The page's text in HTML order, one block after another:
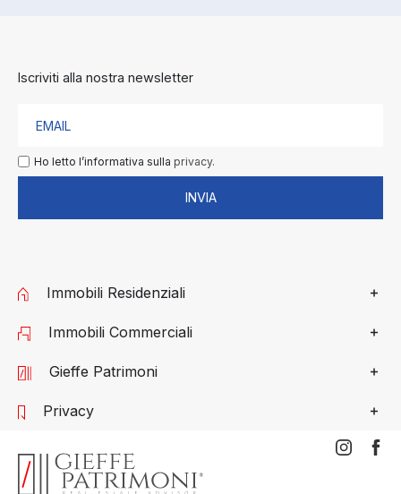
Iscriviti alla nostra newsletter
Ho letto l’informativa sulla privacy.
INVIA
Immobili Residenziali
Immobili Commerciali
Gieffe Patrimoni
Privacy